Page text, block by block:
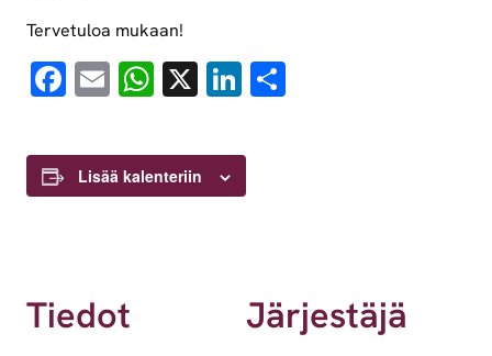
Tervetuloa mukaan!
Facebook
EmailWhatsApp
X LinkedIn
Lisää kalenteriin
Tiedot Järjestäjä